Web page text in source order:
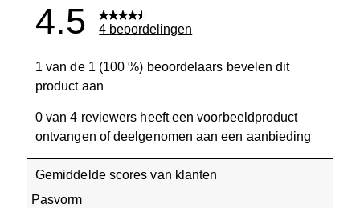
4.5 4 beoordelingen
1 van de 1 (100 %) beoordelaars bevelen dit
product aan
0 van 4 reviewers heeft een voorbeeldproduct
ontvangen of deelgenomen aan een aanbieding
Gemiddelde scores van klanten
Pasvorm